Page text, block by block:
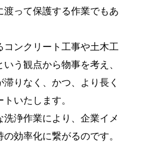
って保護する作業でもあ
コンクリート工事や土木工
う観点から物事を考え、
りなく、かつ、より長く
いたします。
浄作業により、企業イメ
効率化に繋がるのです。